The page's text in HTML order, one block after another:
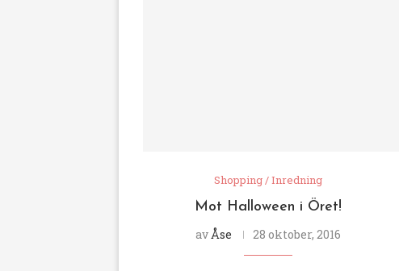
Shopping / Inredning
Mot Halloween i Öret!
av Åse 28 oktober, 2016